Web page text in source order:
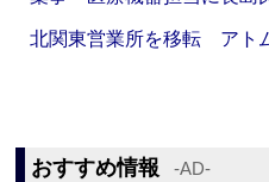
北関東営業所を移転 アト
おすすめ情報 ‐AD‐